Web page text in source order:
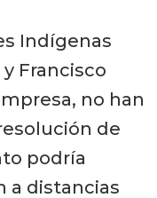
Indígenas
Francisco
no han
de
podría
a distancias